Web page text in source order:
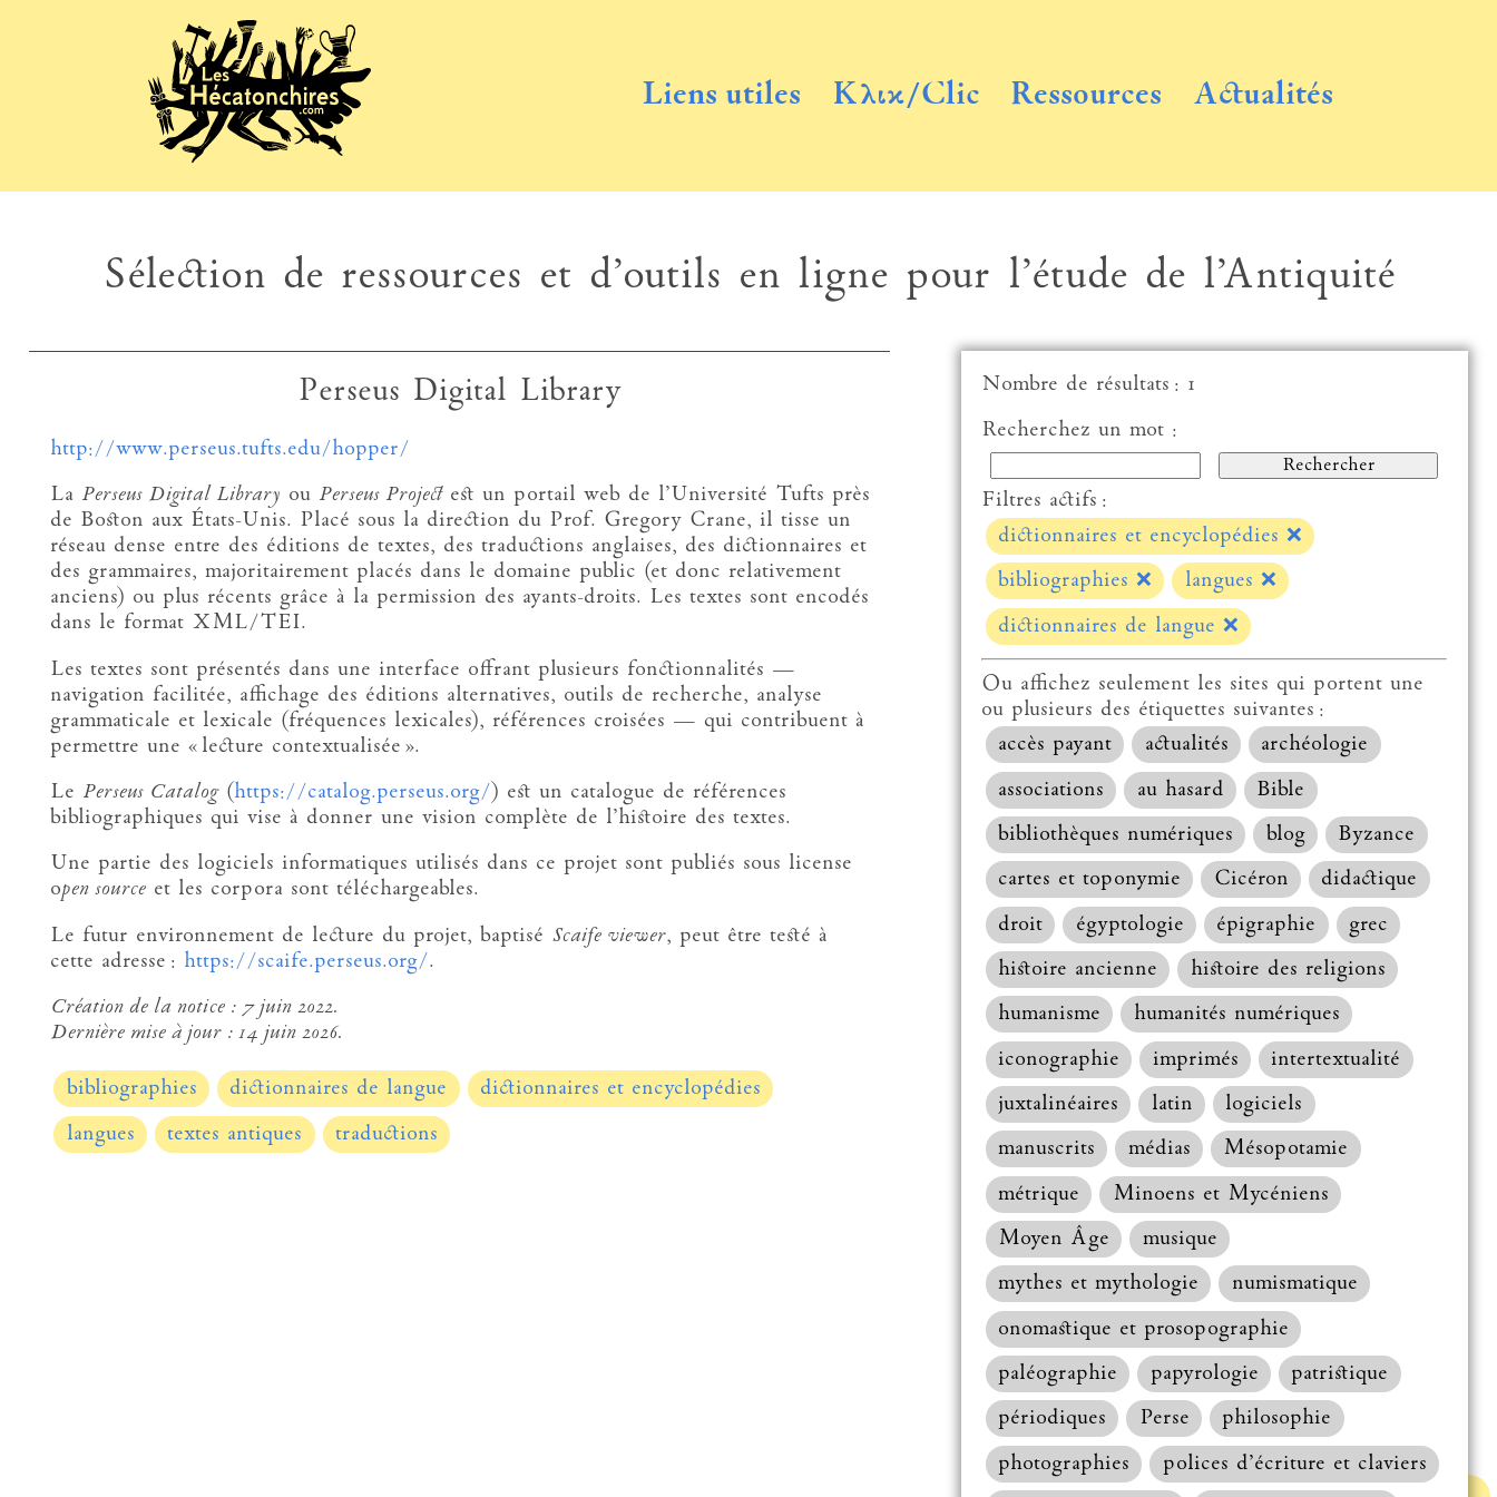
Liens utiles Κλικ/Clic Ressources Actualités
Sélection de ressources et d’outils en ligne pour l’étude de l’Antiquité
Haut de la
Perseus Digital Library
http://www.perseus.tufts.edu/hopper/
La Perseus Digital Library ou Perseus Projectest un portail web de l’Université Tufts près
de Boston aux États-Unis. Placé sous la direction du Prof. Gregory Crane, il tisse un
réseau dense entre des éditions de textes, des traductions anglaises, des dictionnaires et
des grammaires, majoritairement placés dans le domaine public (et donc relativement
anciens) ou plus récents grâce à la permission des ayants-droits. Les textes sont encodés
dans le format XML/TEI.
Les textes sont présentés dans une interface offrant plusieurs fonctionnalités —
navigation facilitée, affichage des éditions alternatives, outils de recherche, analyse
grammaticale et lexicale (fréquences lexicales), références croisées — qui contribuent à
permettre une « lecture contextualisée ».
Le Perseus Catalog(https://catalog.perseus.org/) est un catalogue de références
bibliographiques qui vise à donner une vision complète de l’histoire des textes.
Une partie des logiciels informatiques utilisés dans ce projet sont publiés sous license
open sourceet les corpora sont téléchargeables.
Le futur environnement de lecture du projet, baptisé Scaife viewer, peut être testé à
cette adresse : https://scaife.perseus.org/.
Création de la notice : 7 juin 2022.
Dernière mise à jour : 14 juin 2026.
bibliographies dictionnaires de langue
dictionnaires et encyclopédies
langues
textes antiques traductions
Nombre de résultats : 1
Recherchez un mot :
Filtres actifs :
dictionnaires et encyclopédies ❌
bibliographies ❌ langues ❌
dictionnaires de langue ❌
Ou affichez seulement les sites qui portent une
ou plusieurs des étiquettes suivantes :
accès payant
actualités
archéologie
associations
au hasard
Bible
bibliothèques numériques
blog
Byzance
cartes et toponymie
Cicéron
didactique
droit
égyptologie épigraphie
grec
histoire ancienne
histoire des religions
humanisme
humanités numériques
iconographie
imprimés
intertextualité
juxtalinéaires
latin
logiciels
manuscrits
médias
Mésopotamie
métrique
Minoens et Mycéniens
Moyen Âge
musique
mythes et mythologie
numismatique
onomastique et prosopographie
paléographie
papyrologie
patristique
périodiques
Perse
philosophie
photographies
polices d’écriture et claviers